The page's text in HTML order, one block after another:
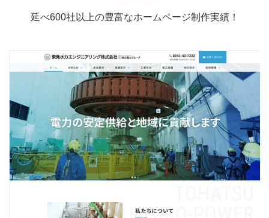
延べ600社以上の豊富なホームページ制作実績！